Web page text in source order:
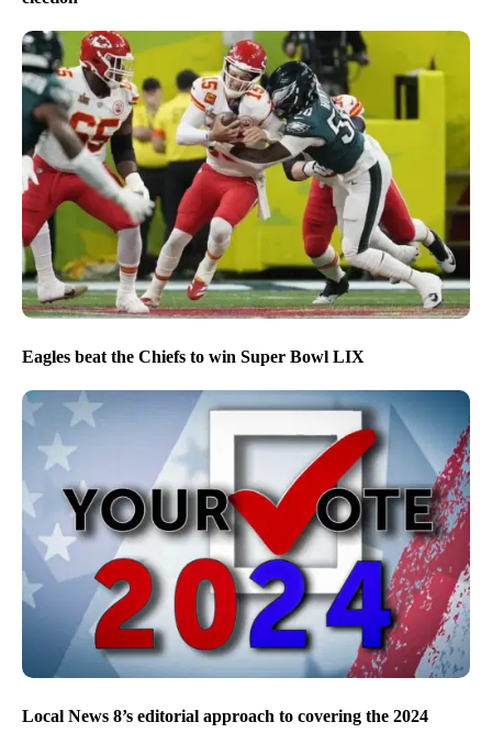
Eagles beat the Chiefs to win Super Bowl LIX
Local News 8’s editorial approach to covering the 2024